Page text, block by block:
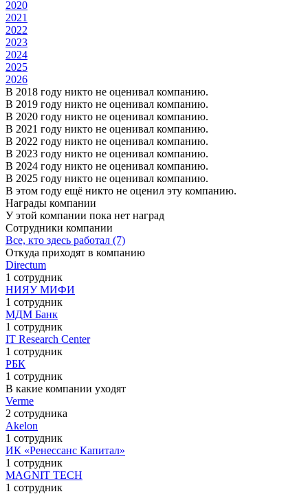
2020
2021
2022
2023
2024
2025
2026
В 2018 году никто не оценивал компанию.
В 2019 году никто не оценивал компанию.
В 2020 году никто не оценивал компанию.
В 2021 году никто не оценивал компанию.
В 2022 году никто не оценивал компанию.
В 2023 году никто не оценивал компанию.
В 2024 году никто не оценивал компанию.
В 2025 году никто не оценивал компанию.
В этом году ещё никто не оценил эту компанию.
Награды компании
У этой компании пока нет наград
Сотрудники компании
Все, кто здесь работал (7)
Откуда приходят в компанию
Directum
1 сотрудник
НИЯУ МИФИ
1 сотрудник
МДМ Банк
1 сотрудник
IT Research Center
1 сотрудник
РБК
1 сотрудник
В какие компании уходят
Verme
2 сотрудника
Akelon
1 сотрудник
ИК «Ренессанс Капитал»
1 сотрудник
MAGNIT TECH
1 сотрудник